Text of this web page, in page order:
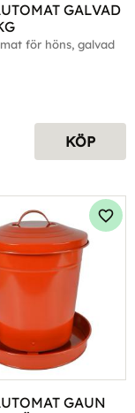
GALVAD
för höns, galvad
KÖP
GAUN